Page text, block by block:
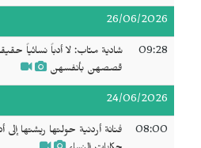
26/06/2026
09:28
شادية منّاب: لا أدباً نسائياً
قصصهن بأنفسهن
24/06/2026
08:00
فنانة أردنية حولتها ريشتها إلى